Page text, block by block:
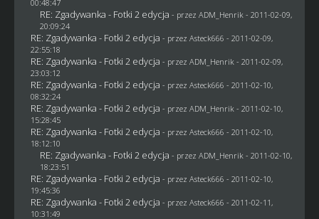
00:48:47
RE: Zgadywanka - Fotki 2 edycja - przez ADM_Henrik - 2011-02-09,
20:09:24
RE: Zgadywanka - Fotki 2 edycja - przez Asteck666 - 2011-02-09,
22:55:18
RE: Zgadywanka - Fotki 2 edycja - przez ADM_Henrik - 2011-02-09,
23:03:12
RE: Zgadywanka - Fotki 2 edycja - przez Asteck666 - 2011-02-10,
08:32:24
RE: Zgadywanka - Fotki 2 edycja - przez ADM_Henrik - 2011-02-10,
15:28:45
RE: Zgadywanka - Fotki 2 edycja - przez Asteck666 - 2011-02-10,
18:12:10
RE: Zgadywanka - Fotki 2 edycja - przez ADM_Henrik - 2011-02-10,
18:23:51
RE: Zgadywanka - Fotki 2 edycja - przez Asteck666 - 2011-02-10,
19:45:36
RE: Zgadywanka - Fotki 2 edycja - przez Asteck666 - 2011-02-11,
10:31:49